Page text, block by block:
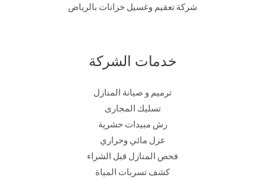
شركة تعقيم وغسيل خزانات بالرياض
خدمات الشركة
ترميم و صيانة المنازل
تسليك المجارى
رش مبيدات حشرية
عزل مائي وحراري
فحص المنازل قبل الشراء
كشف تسربات المياة